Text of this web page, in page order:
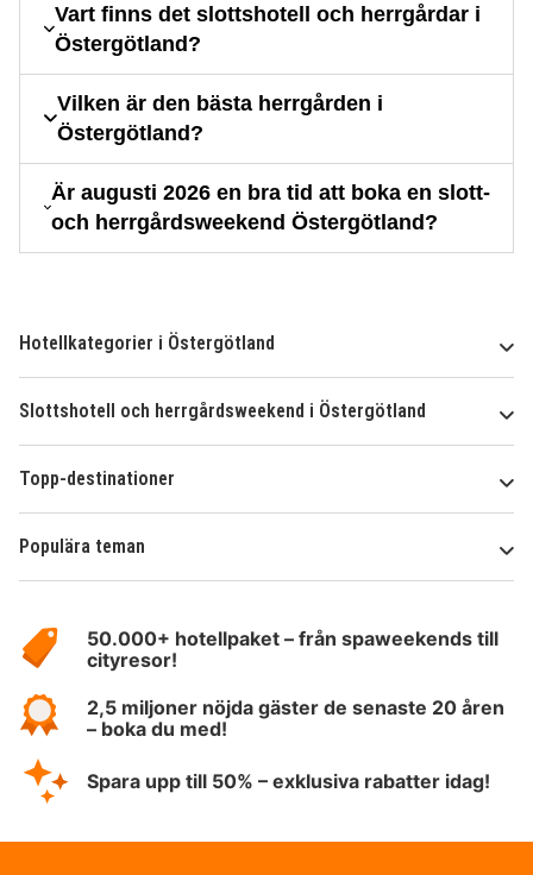
Vart finns det slottshotell och herrgårdar i
Östergötland?
Vilken är den bästa herrgården i
Östergötland?
Är augusti 2026 en bra tid att boka en slott-
och herrgårdsweekend Östergötland?
Hotellkategorier i Östergötland
Slottshotell och herrgårdsweekend i Östergötland
Topp-destinationer
Populära teman
HotelSpecials50.000+ hotellpaket – från spaweekends till
cityresor!
2,5 miljoner nöjda gäster de senaste 20 åren
– boka du med!
Spara upp till 50% – exklusiva rabatter idag!